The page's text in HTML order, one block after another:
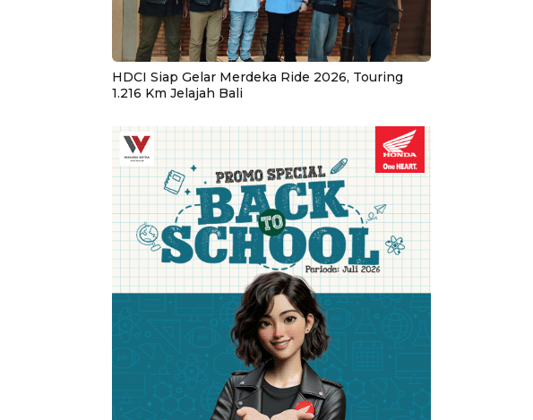
HDCI Siap Gelar Merdeka Ride 2026, Touring
1.216 Km Jelajah Bali